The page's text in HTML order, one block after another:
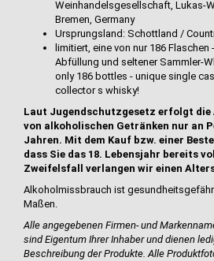
Weinhandelsgesellschaft, Lukas-
Bremen, Germany
Ursprungsland: Schottland /
limitiert, eine von nur 186
Abfüllung und seltener Sammler-
only 186 bottles - unique single
collector s whisky!
Laut Jugendschutzgesetz erfolgt die
von alkoholischen Getränken nur an
Jahren. Mit dem Kauf bzw. einer
dass Sie das 18. Lebensjahr bereits
Zweifelsfall verlangen wir einen
Alkoholmissbrauch ist
Maßen.
Alle angegebenen Firmen- und
sind Eigentum Ihrer Inhaber und dienen
Beschreibung der Produkte.Alle